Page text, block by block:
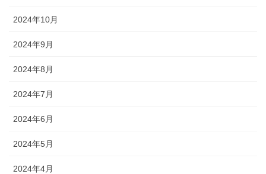
2024年10月
2024年9月
2024年8月
2024年7月
2024年6月
2024年5月
2024年4月